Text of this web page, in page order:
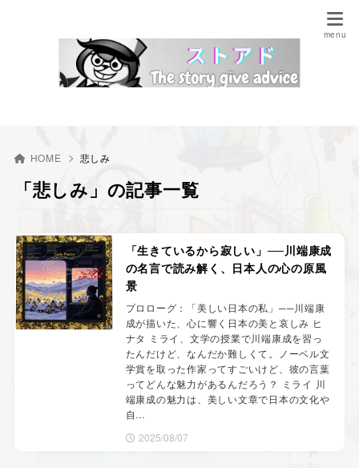
HOME 悲しみ
「悲しみ」の記事一覧
「生きているから寂しい」──川端康成
の名言で読み解く、日本人の心の原風
景
プロローグ：「美しい日本の私」──川端康
成が描いた、心に響く日本の美と哀しみ ヒ
ナタ ミライ、文学の授業で川端康成を習っ
たんだけど、なんだか難しくて。ノーベル文
学賞を取った作家ってすごいけど、彼の言葉
ってどんな魅力があるんだろう？ ミライ 川
端康成の魅力は、美しい文章で日本の文化や
自…
2025/08/07